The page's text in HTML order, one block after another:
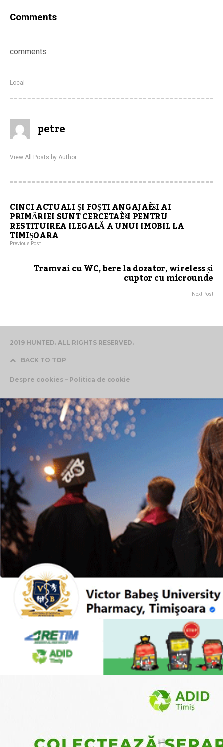
Comments
comments
Local
petre
View All Posts by Author
CINCI ACTUALI ȘI FOȘTI ANGAJAÈšI AI
PRIMĂRIEI SUNT CERCETAÈšI PENTRU
RESTITUIREA ILEGALĂ A UNUI IMOBIL LA
TIMIȘOARA
Previous Post
Tramvai cu WC, bere la dozator, wireless și
cuptor cu microunde
Next Post
2019 HUNTED. ALL RIGHTS RESERVED.
BACK TO TOP
Despre cookies – Politica de cookie